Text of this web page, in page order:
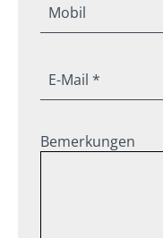
Mobil
E-Mail *
Bemerkungen